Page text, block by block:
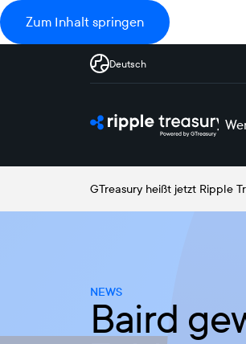
Zum Inhalt springen
Deutsch
GTreasury heißt jetzt Ripple
NEWS
Baird